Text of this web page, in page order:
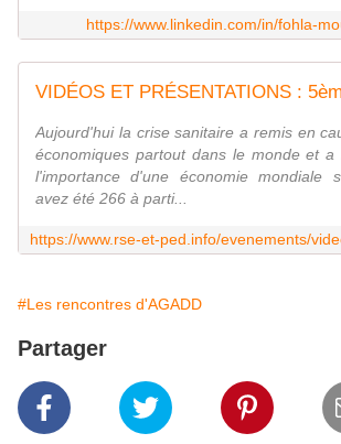
https://www.linkedin.com/in/fohla-
Aujourd'hui la crise sanitaire a remis en
économiques partout dans le monde et a
l'importance d'une économie mondiale
avez été 266 à parti...
#Les rencontres d'AGADD
Partager